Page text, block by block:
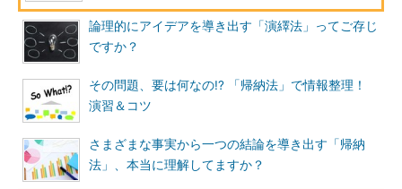
論理的にアイデアを導き出す「演繹法」ってご存じ
ですか？
その問題、要は何なの!? 「帰納法」で情報整理！
演習＆コツ
さまざまな事実から一つの結論を導き出す「帰納
法」、本当に理解してますか？